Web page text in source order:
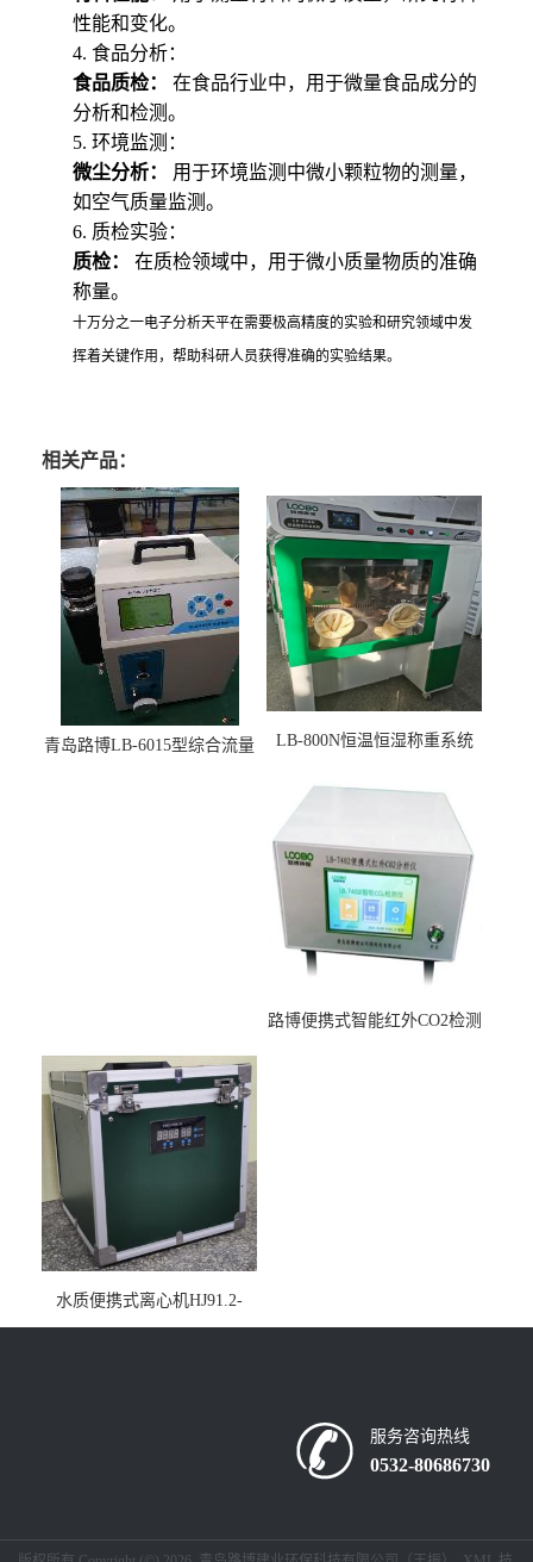
性能和变化。
4. 食品分析：
食品质检：
在食品行业中，用于微量食品成分的
分析和检测。
5. 环境监测：
微尘分析：
用于环境监测中微小颗粒物的测量，
如空气质量监测。
6. 质检实验：
质检：
在质检领域中，用于微小质量物质的准确
称量。
十万分之一电子分析天平在需要极高精度的实验和研究领域中发
挥着关键作用，帮助科研人员获得准确的实验结果。
相关产品：
青岛路博LB-6015型综合流量
LB-800N恒温恒湿称重系统
路博便携式智能红外CO2检测
水质便携式离心机HJ91.2-
2022地表水总磷监测内置有
服务咨询热线
0532-80686730